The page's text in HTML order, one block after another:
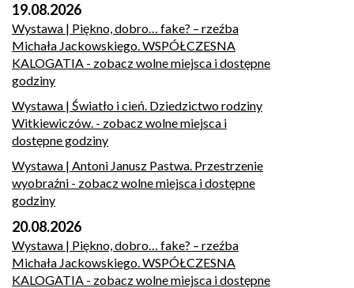
19.08.2026
Wystawa | Piękno, dobro… fake? – rzeźba
Michała Jackowskiego. WSPÓŁCZESNA
KALOGATIA - zobacz wolne miejsca i dostępne
godziny
Wystawa | Światło i cień. Dziedzictwo rodziny
Witkiewiczów. - zobacz wolne miejsca i
dostępne godziny
Wystawa | Antoni Janusz Pastwa. Przestrzenie
wyobraźni - zobacz wolne miejsca i dostępne
godziny
20.08.2026
Wystawa | Piękno, dobro… fake? – rzeźba
Michała Jackowskiego. WSPÓŁCZESNA
KALOGATIA - zobacz wolne miejsca i dostępne